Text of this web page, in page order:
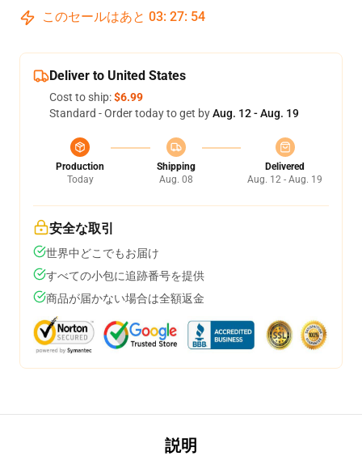
このセールはあと 03: 27: 54
Deliver to United States
Cost to ship:$6.99
Standard - Order today to get byAug. 12 - Aug. 19
Production
Today
Shipping
Aug. 08
Delivered
Aug. 12 - Aug. 19
安全な取引
世界中どこでもお届け
すべての小包に追跡番号を提供
商品が届かない場合は全額返金
説明